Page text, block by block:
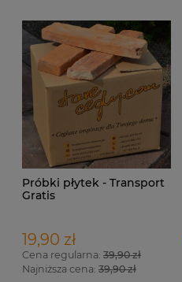
Próbki płytek - Transport
Gratis
19,90 zł
Cena regularna: 39,90 zł
Najniższa cena: 39,90 zł